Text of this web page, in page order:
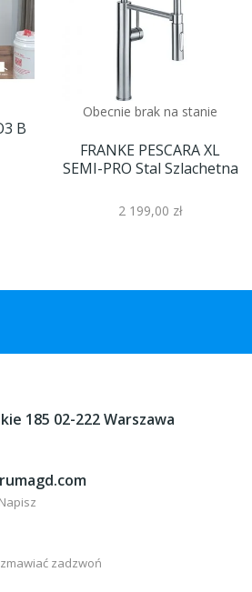
B
Obecnie brak na stanie
FRANKE PESCARA XL
SEMI-PRO Stal Szlachetna
2 199,00 zł
185 02-222 Warszawa
zadzwoń